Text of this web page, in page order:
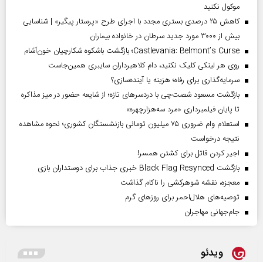
موکول نکنید
کاهش ۲۵ درصدی بستری مجدد با اجرای طرح «پرستار پیگیر» | شناسایی
بیش از ۳۰۰۰ مورد جدید سرطان در خانواده بیماران
Castlevania: Belmont’s Curse؛ بازگشت باشکوه شکارچیان خون‌آشام
روی هر لینکی کلیک نکنید، دام کلاهبرداران سایبری همین‌جاست
سرمایه‌گذاری برای رفاه؛ هزینه یا آینده‌سازی؟
بازگشت مسعود شصت‌چی با دردسر‌های تازه؛ از شایعه حضور در میز مذاکره
تا پایان فیلمبرداری «مرد سه‌هزارچهره»
استعلام وام ضروری ۷۵ میلیون تومانی بازنشستگان کشوری؛ نحوه مشاهده
نتیجه درخواست
اجیر کردن قاتل برای کشتن همسر!
بازگشت Black Flag Resynced خبری جذاب برای دوستداران بازی
معجزه، نقشه شوهرکشی را ناکام گذاشت
توصیه‌های هلال‌احمر برای روز‌های گرم
جام‌جهانی مهاجران
ویدئو